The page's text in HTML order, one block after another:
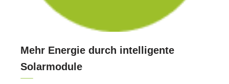
Mehr Energie durch intelligente
Solarmodule